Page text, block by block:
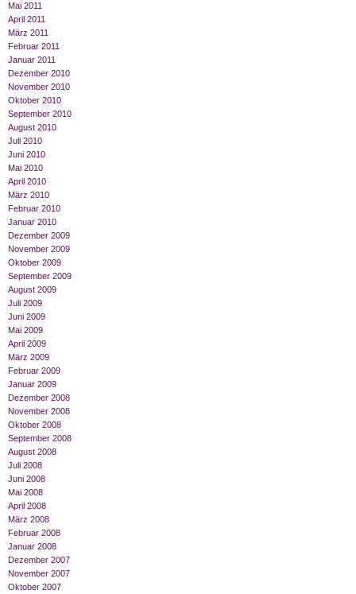
Mai 2011
April 2011
März 2011
Februar 2011
Januar 2011
Dezember 2010
November 2010
Oktober 2010
September 2010
August 2010
Juli 2010
Juni 2010
Mai 2010
April 2010
März 2010
Februar 2010
Januar 2010
Dezember 2009
November 2009
Oktober 2009
September 2009
August 2009
Juli 2009
Juni 2009
Mai 2009
April 2009
März 2009
Februar 2009
Januar 2009
Dezember 2008
November 2008
Oktober 2008
September 2008
August 2008
Juli 2008
Juni 2008
Mai 2008
April 2008
März 2008
Februar 2008
Januar 2008
Dezember 2007
November 2007
Oktober 2007